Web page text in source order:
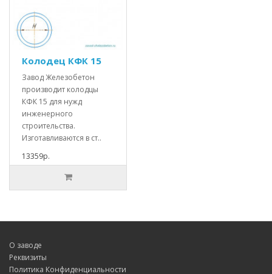
Колодец КФК 15
Завод Железобетон
производит колодцы
КФК 15 для нужд
инженерного
строительства.
Изготавливаются в ст..
13359р.
О заводе
Реквизиты
Политика Конфиденциальности